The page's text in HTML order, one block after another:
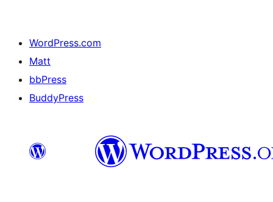
WordPress.com
Matt
bbPress
BuddyPress